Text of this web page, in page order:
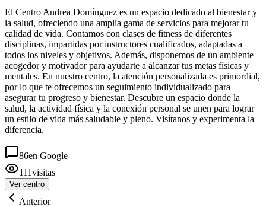
El Centro Andrea Domínguez es un espacio dedicado al bienestar y
la salud, ofreciendo una amplia gama de servicios para mejorar tu
calidad de vida. Contamos con clases de fitness de diferentes
disciplinas, impartidas por instructores cualificados, adaptadas a
todos los niveles y objetivos. Además, disponemos de un ambiente
acogedor y motivador para ayudarte a alcanzar tus metas físicas y
mentales. En nuestro centro, la atención personalizada es primordial,
por lo que te ofrecemos un seguimiento individualizado para
asegurar tu progreso y bienestar. Descubre un espacio donde la
salud, la actividad física y la conexión personal se unen para lograr
un estilo de vida más saludable y pleno. Visítanos y experimenta la
diferencia.
86en Google
111visitas
Ver centro
Anterior